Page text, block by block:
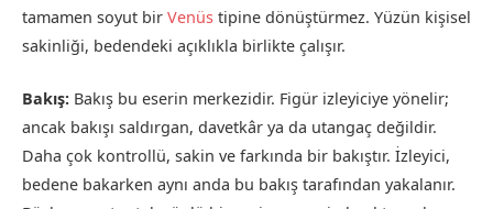
tamamen soyut bir Venüs tipine dönüştürmez. Yüzün kişisel
sakinliği, bedendeki açıklıkla birlikte çalışır.
Bakış: Bakış bu eserin merkezidir. Figür izleyiciye yönelir;
ancak bakışı saldırgan, davetkâr ya da utangaç değildir.
Daha çok kontrollü, sakin ve farkında bir bakıştır. İzleyici,
bedene bakarken aynı anda bu bakış tarafından yakalanır.